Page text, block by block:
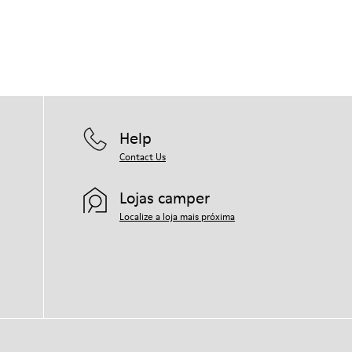
Help
Contact Us
Lojas camper
Localize a loja mais próxima